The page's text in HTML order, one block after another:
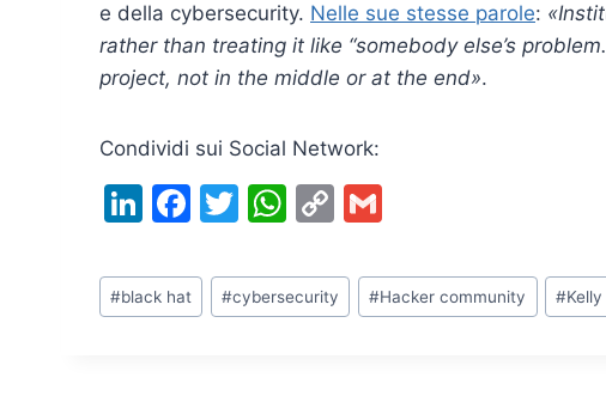
e della cybersecurity. Nelle sue stesse parole:
rather than treating it like “somebody else’s
project, not in the middle or at the end».
Condividi sui Social Network:
Li
k
e
F
c
e
T
itt
er
W
at
s
C
p
y
ai
l
Tag
articolo:
#black hat #cybersecurity #Hacker community #